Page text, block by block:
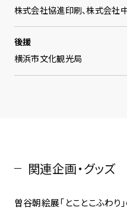
株式会社協進印刷、株式会社
後援
横浜市文化観光局
関連企画・グッズ
曽谷朝絵展「とことこふわり